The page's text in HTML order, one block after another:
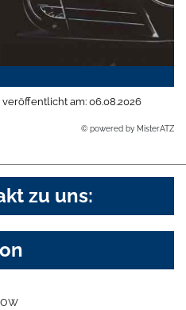
veröffentlicht am: 06.08.2026
© powered by MisterATZ
zu uns: